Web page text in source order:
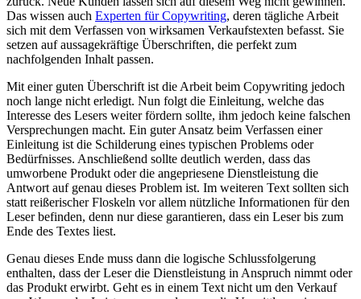
Das wissen auch Experten für Copywriting, deren tägliche Arbeit
sich mit dem Verfassen von wirksamen Verkaufstexten befasst. Sie
setzen auf aussagekräftige Überschriften, die perfekt zum
nachfolgenden Inhalt passen.
Mit einer guten Überschrift ist die Arbeit beim Copywriting jedoch
noch lange nicht erledigt. Nun folgt die Einleitung, welche das
Interesse des Lesers weiter fördern sollte, ihm jedoch keine falschen
Versprechungen macht. Ein guter Ansatz beim Verfassen einer
Einleitung ist die Schilderung eines typischen Problems oder
Bedürfnisses. Anschließend sollte deutlich werden, dass das
umworbene Produkt oder die angepriesene Dienstleistung die
Antwort auf genau dieses Problem ist. Im weiteren Text sollten sich
statt reißerischer Floskeln vor allem nützliche Informationen für den
Leser befinden, denn nur diese garantieren, dass ein Leser bis zum
Ende des Textes liest.
Genau dieses Ende muss dann die logische Schlussfolgerung
enthalten, dass der Leser die Dienstleistung in Anspruch nimmt oder
das Produkt erwirbt. Geht es in einem Text nicht um den Verkauf